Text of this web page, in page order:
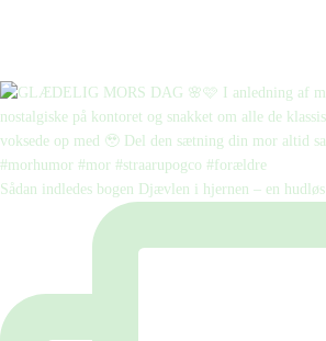
Sådan indledes bogen Djævlen i hjernen – en hudløs